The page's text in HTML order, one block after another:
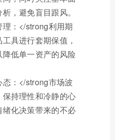
，避免盲目跟风。
理：</strong利用期
具进行套期保值，
低单一资产的风险
：</strong市场波
持理性和冷静的心
化决策带来的不必